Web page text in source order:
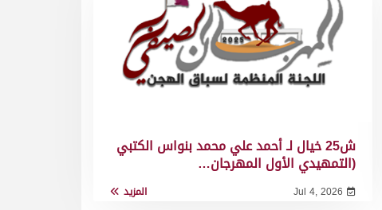
ش25 خيال لـ أحمد علي محمد بنواس الكتبي
(التمهيدي الأول المهرجان…
Jul 4, 2026 المزيد